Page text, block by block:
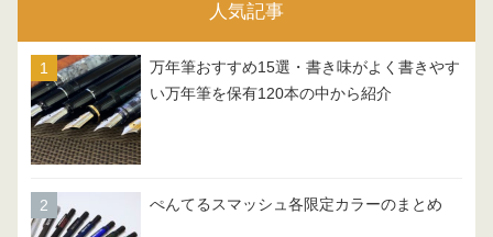
人気記事
万年筆おすすめ15選・書き味がよく書きやす
い万年筆を保有120本の中から紹介
ぺんてるスマッシュ各限定カラーのまとめ